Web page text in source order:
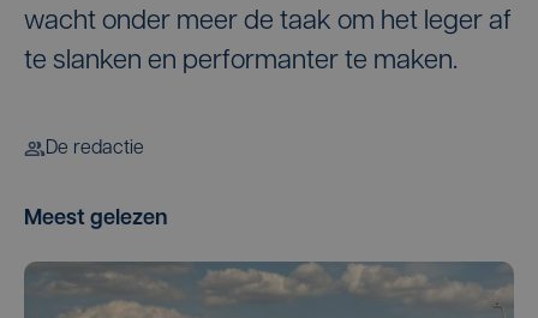
wacht onder meer de taak om het leger af
te slanken en performanter te maken.
De redactie
Meest gelezen